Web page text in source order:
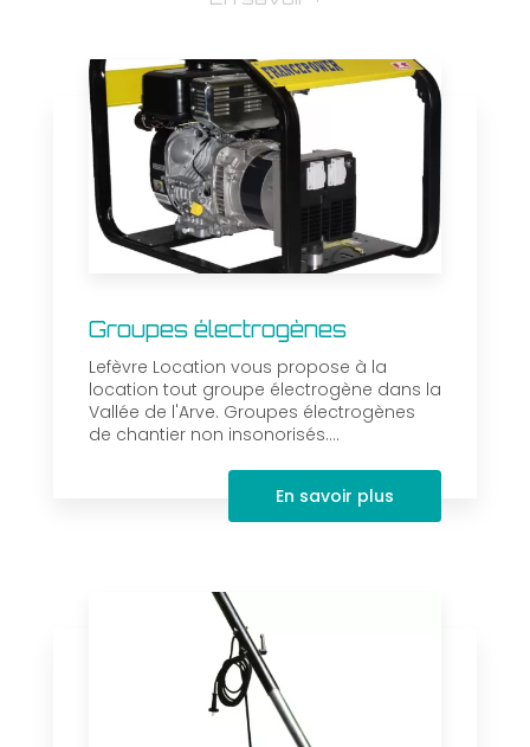
Groupes électrogènes
Lefèvre Location vous propose à la
location tout groupe électrogène dans la
Vallée de l'Arve. Groupes électrogènes
de chantier non insonorisés....
En savoir plus